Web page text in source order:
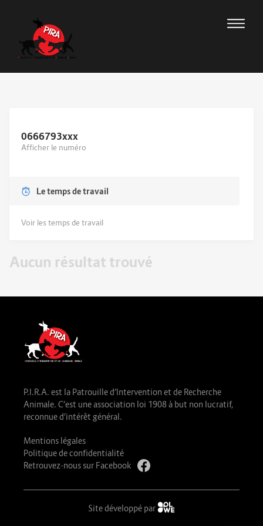
0666793xxx
Afficher le numéro
Le temps de travail
Voir les temps de travail
Aucun résultat trouvé
P.I.R.A. est la Patrouille d’Intervention et de Recherche
Animale. C’est une association loi 1908 à but non lucratif,
reconnue d’intérêt général.
Mentions légales
Politique de confidentialité
Retrouvez-nous sur Facebook
Site développé par